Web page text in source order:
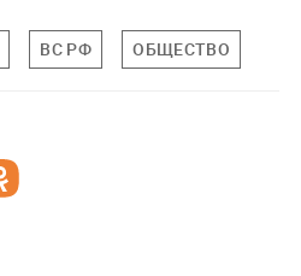
ВС РФ ОБЩЕСТВО